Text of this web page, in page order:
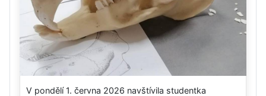
V pondělí 1. června 2026 navštívila studentka